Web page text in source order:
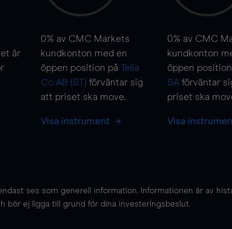
är
0% av CMC Markets
kundkonton med en
öppen position på Telia
Co AB (ST) förväntar sig
att priset ska move.
Visa instrument
0% av CMC
kundkonton
öppen
SA förväntar
priset ska
Visa
ses som generell information. Informationen är av
bör ej ligga till grund för dina investeringsbeslut.